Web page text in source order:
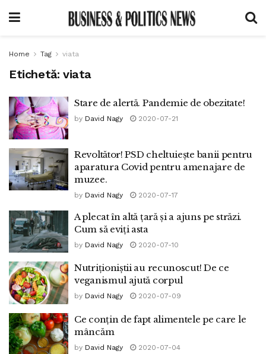
Home Tag viata
Etichetă: viata
Stare de alertă. Pandemie de obezitate!
by David Nagy 2020-07-21
Revoltător! PSD cheltuiește banii pentru
aparatura Covid pentru amenajare de
muzee.
by David Nagy 2020-07-17
A plecat în altă țară și a ajuns pe străzi.
Cum să eviți asta
by David Nagy 2020-07-10
Nutriționiștii au recunoscut! De ce
veganismul ajută corpul
by David Nagy 2020-07-09
Ce conțin de fapt alimentele pe care le
mâncăm
by David Nagy 2020-07-04